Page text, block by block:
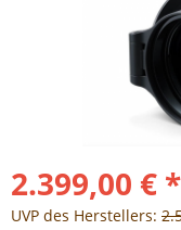
2.399,00 € *
UVP des Herstellers: